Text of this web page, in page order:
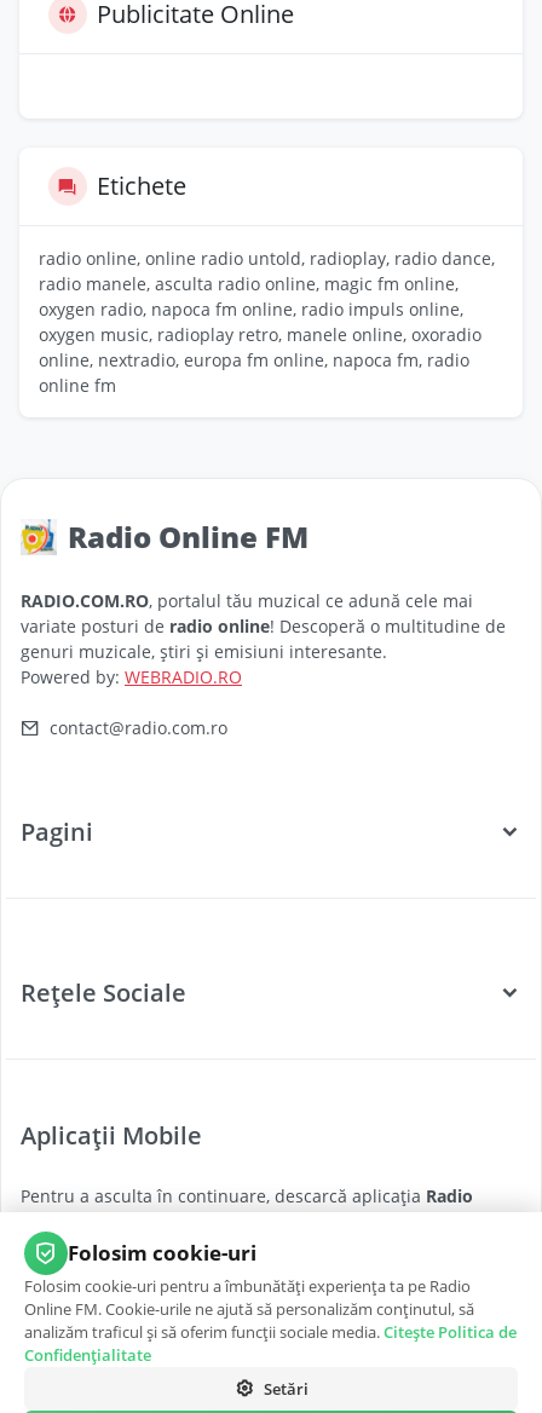
Publicitate Online
Etichete
radio online, online radio untold, radioplay, radio dance,
radio manele, asculta radio online, magic fm online,
oxygen radio, napoca fm online, radio impuls online,
oxygen music, radioplay retro, manele online, oxoradio
online, nextradio, europa fm online, napoca fm, radio
online fm
Radio Online FM
RADIO.COM.RO, portalul tău muzical ce adună cele mai
variate posturi de radio online! Descoperă o multitudine de
genuri muzicale, știri și emisiuni interesante.
Powered by: WEBRADIO.RO
contact@radio.com.ro
Pagini
Țări
Rețele Sociale
Instagram
Aplicații Mobile
Pentru a asculta în continuare, descarcă aplicația Radio
oriunde.
App Store Google Play
Folosim cookie-uri
Folosim cookie-uri pentru a îmbunătăți experiența ta pe Radio
Online FM. Cookie-urile ne ajută să personalizăm conținutul, să
analizăm traficul și să oferim funcții sociale media.Citește Politica de
Confidențialitate
Setări